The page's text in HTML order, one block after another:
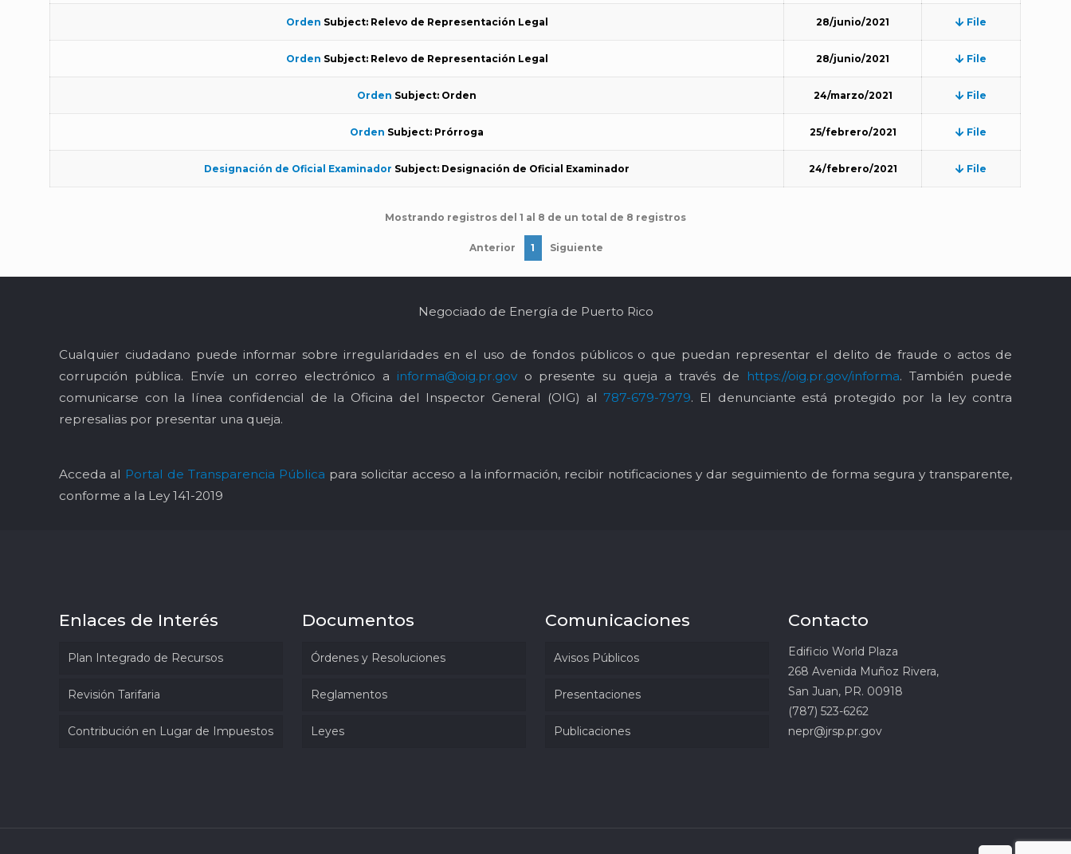
Orden Subject: Relevo de Representación Legal 28/junio/2021 File
Orden Subject: Relevo de Representación Legal 28/junio/2021 File
Orden Subject: Orden 24/marzo/2021 File
Orden Subject: Prórroga 25/febrero/2021 File
Designación de Oficial Examinador Subject: Designación de Oficial Examinador 24/febrero/2021 File
Mostrando registros del 1 al 8 de un total de 8 registros
Anterior 1 Siguiente
Negociado de Energía de Puerto Rico
Cualquier ciudadano puede informar sobre irregularidades en el uso de fondos públicos o que puedan representar el delito de fraude o actos de
corrupción pública. Envíe un correo electrónico a informa@oig.pr.govo presente su queja a través de https://oig.pr.gov/informa. También puede
comunicarse con la línea confidencial de la Oficina del Inspector General (OIG) al 787-679-7979. El denunciante está protegido por la ley contra
represalias por presentar una queja.
Acceda al Portal de Transparencia Pública para solicitar acceso a la información, recibir notificaciones y dar seguimiento de forma segura y transparente,
conforme a la Ley 141-2019
Enlaces de Interés
Plan Integrado de Recursos
Revisión Tarifaria
Contribución en Lugar de Impuestos
Documentos
Órdenes y Resoluciones
Reglamentos
Leyes
Comunicaciones
Avisos Públicos
Presentaciones
Publicaciones
Contacto
Edificio World Plaza
268 Avenida Muñoz Rivera,
San Juan, PR. 00918
(787) 523-6262
nepr@jrsp.pr.gov